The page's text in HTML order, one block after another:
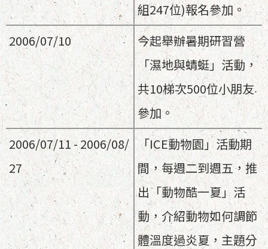
組247位)報名參加。
2006/07/10
今起舉辦暑期研習營
「濕地與蜻蜓」活動，
共10梯次500位小朋友
參加。
2006/07/11 - 2006/08/
27
「ICE動物園」活動期
間，每週二到週五，推
出「動物酷一夏」活
動，介紹動物如何調節
體溫度過炎夏，主題分